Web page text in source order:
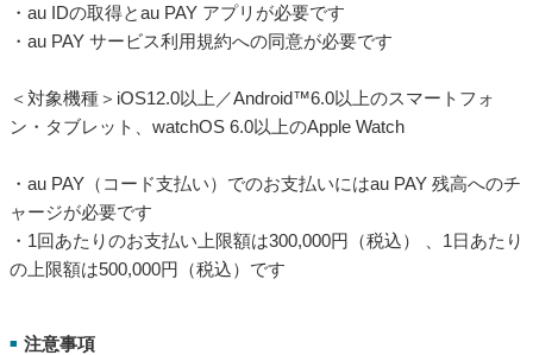
・au IDの取得とau PAY アプリが必要です
・au PAY サービス利用規約への同意が必要です
＜対象機種＞iOS12.0以上／Android™6.0以上のスマートフォ
ン・タブレット、watchOS 6.0以上のApple Watch
・au PAY（コード支払い）でのお支払いにはau PAY 残高へのチ
ャージが必要です
・1回あたりのお支払い上限額は300,000円（税込） 、1日あたり
の上限額は500,000円（税込）です
■ 注意事項